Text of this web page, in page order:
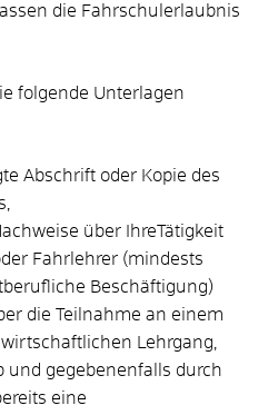
die Fahrschulerlaubnis
folgende Unterlagen
Abschrift oder Kopie des
über IhreTätigkeit
Fahrlehrer (mindests
Beschäftigung)
die Teilnahme an einem
Lehrgang,
und gegebenenfalls durch
eine